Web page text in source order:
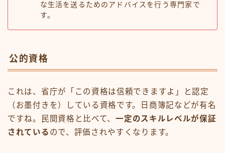
な生活を送るためのアドバイスを行う専門家で
す。
公的資格
これは、省庁が「この資格は信頼できますよ」と認定
（お墨付きを）している資格です。日商簿記などが有名
ですね。民間資格と比べて、一定のスキルレベルが保証
されている ので、評価されやすくなります。